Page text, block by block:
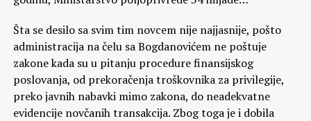
Šta se desilo sa svim tim novcem nije najjasnije, pošto
administracija na čelu sa Bogdanovićem ne poštuje
zakone kada su u pitanju procedure finansijskog
poslovanja, od prekoračenja troškovnika za privilegije,
preko javnih nabavki mimo zakona, do neadekvatne
evidencije novčanih transakcija. Zbog toga je i dobila